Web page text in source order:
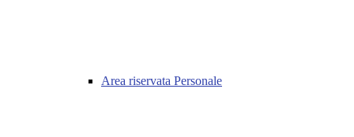
Area riservata Personale